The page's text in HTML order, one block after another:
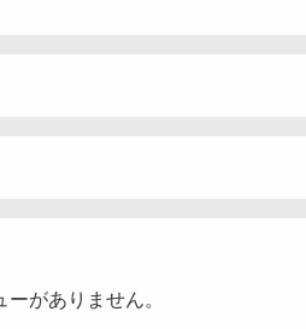
ーがありません。